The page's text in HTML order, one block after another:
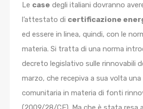
Le case degli italiani dovranno
l’attestato di certificazione
ed essere in linea, quindi, con le
materia. Si tratta di una norma
decreto legislativo sulle rinnovabili
marzo, che recepiva a sua volta
comunitaria in materia di fonti